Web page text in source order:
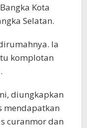
Kota
Selatan.
Ia
komplotan
diungkapkan
mendapatkan
curanmor dan